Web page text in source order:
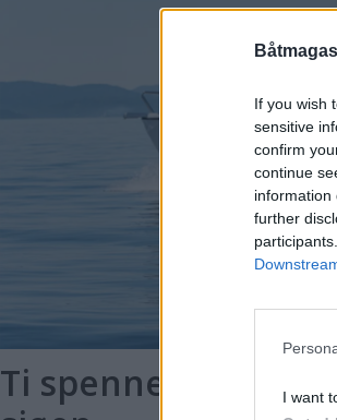
If you wish
sensitive
confirm
continue
information
further
I want
Ti spennende